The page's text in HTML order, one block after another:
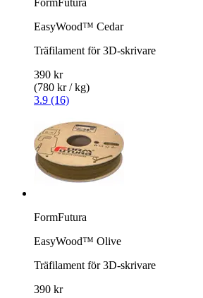
EasyWood™ Cedar
Träfilament för 3D-skrivare
390 kr
(780 kr / kg)
3.9 (16)
FormFutura
EasyWood™ Olive
Träfilament för 3D-skrivare
390 kr